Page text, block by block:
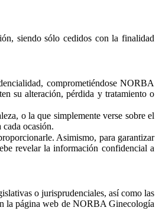
siendo sólo cedidos con la finalidad
comprometiéndose NORBA
su alteración, pérdida y tratamiento o
o la que simplemente verse sobre el
ocasión.
Asimismo, para garantizar
revelar la información confidencial a
o jurisprudenciales, así como las
la página web de NORBA Ginecología